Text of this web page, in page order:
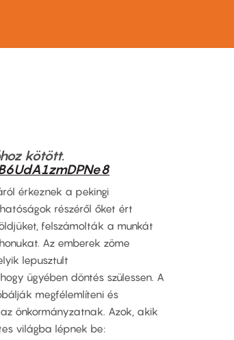
kötött.
érkeznek a pekingi
részéről őket ért
felszámolták a munkát
Az emberek zöme
lepusztult
ügyében döntés szülessen. A
megfélemlíteni és
önkormányzatnak. Azok, akik
világba lépnek be: